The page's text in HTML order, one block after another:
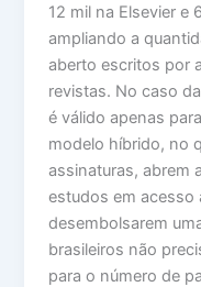
12 mil na Elsevier e
ampliando a
aberto escritos por
revistas. No caso
é válido apenas
modelo híbrido, no
assinaturas, abrem
estudos em acesso
desembolsarem
brasileiros não
para o número de